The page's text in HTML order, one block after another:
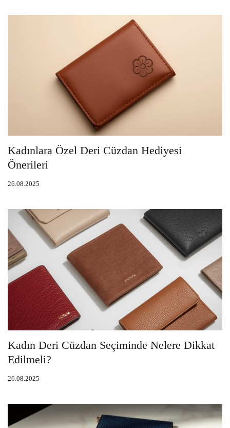
Kadınlara Özel Deri Cüzdan Hediyesi
Önerileri
26.08.2025
Kadın Deri Cüzdan Seçiminde Nelere Dikkat
Edilmeli?
26.08.2025